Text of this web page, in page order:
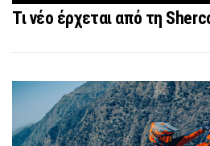
Τι νέο έρχεται από τη